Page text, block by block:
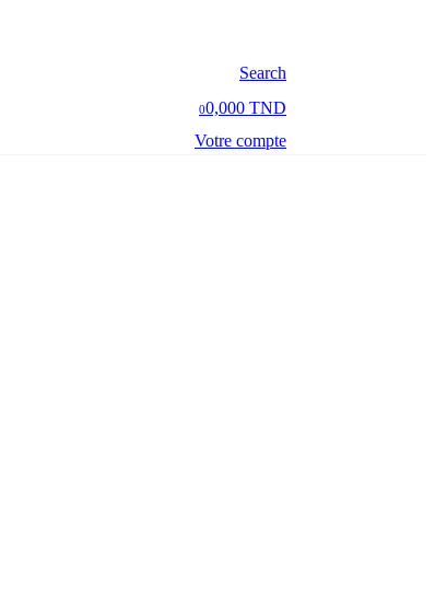
Search
00,000 TND
Votre compte